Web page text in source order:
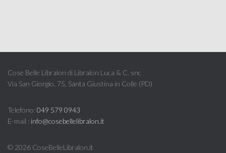
Cose Belle Libralon di Libralon Luca & C. snc
Via San Giorgio, 75, Santa Giustina in Colle (PD)
Telefono: 049 579 0943
E-mail : info@cosebellelibralon.it
© 2026 CoseBelleLibralon.it